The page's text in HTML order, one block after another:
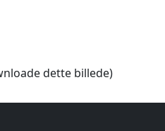
dette billede)